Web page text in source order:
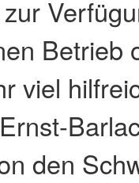
Betrieb
viel
den